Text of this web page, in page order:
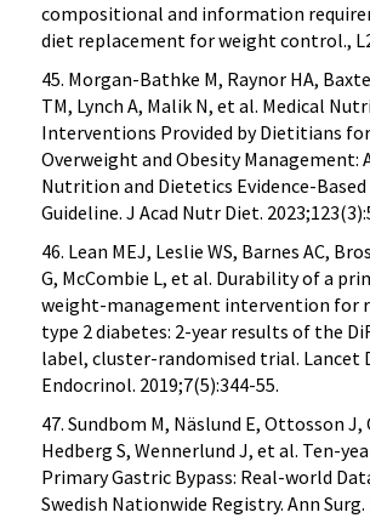
compositional and information
diet replacement for weight control.,
45. Morgan-Bathke M, Raynor HA,
TM, Lynch A, Malik N, et al. Medical
Interventions Provided by Dietitians
Overweight and Obesity Management:
Nutrition and Dietetics Evidence-
Guideline. J Acad Nutr Diet.
46. Lean MEJ, Leslie WS, Barnes AC,
G, McCombie L, et al. Durability of a
weight-management intervention for
type 2 diabetes: 2-year results of the
label, cluster-randomised trial. Lancet
Endocrinol. 2019;7(5):344-55.
47. Sundbom M, Näslund E, Ottosson J,
Hedberg S, Wennerlund J, et al. Ten-
Primary Gastric Bypass: Real-world
Swedish Nationwide Registry. Ann Surg.